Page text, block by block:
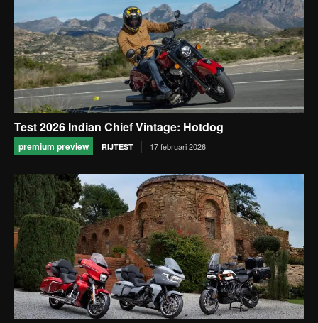
Test 2026 Indian Chief Vintage: Hotdog
premium preview RIJTEST 17 februari 2026